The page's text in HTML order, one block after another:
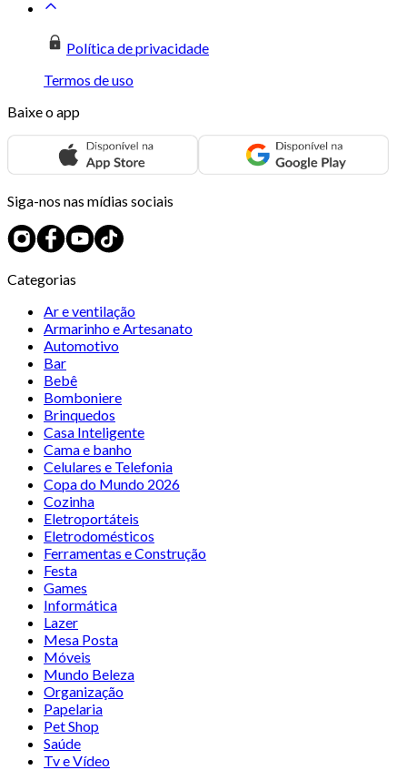
Política de privacidade
Termos de uso
Baixe o app
Siga-nos nas mídias sociais
Categorias
Ar e ventilação
Armarinho e Artesanato
Automotivo
Bar
Bebê
Bomboniere
Brinquedos
Casa Inteligente
Cama e banho
Celulares e Telefonia
Copa do Mundo 2026
Cozinha
Eletroportáteis
Eletrodomésticos
Ferramentas e Construção
Festa
Games
Informática
Lazer
Mesa Posta
Móveis
Mundo Beleza
Organização
Papelaria
Pet Shop
Saúde
Tv e Vídeo